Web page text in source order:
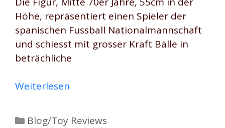
Höhe, repräsentiert einen Spieler der
spanischen Fussball Nationalmannschaft
und schiesst mit grosser Kraft Bälle in
beträchliche
Weiterlesen
Kategorien
Blog/Toy Reviews